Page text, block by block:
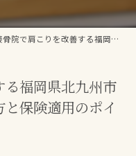
で肩こりを改善する福岡県北九州市八幡西区の最適な通い方と保険適用のポイント
福岡県北九州市
保険適用のポイ